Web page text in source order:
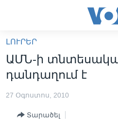
հիմնական
բովանդակությանը
անցնել
հիմնական
բովանդակությանը
բովանդակություն
ԼՈՒՐԵՐ
ՖԻԼՄԵՐ
ԼՈՒՐԵՐ
ԱՄՆ-ի
դանդաղում է
27 Օգոստոս, 2010
Տարածել